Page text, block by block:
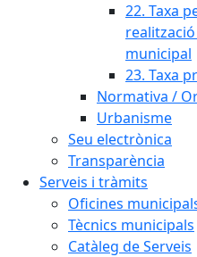
22. Taxa
municipal
23. Taxa
Normativa /
Urbanisme
Seu electrònica
Transparència
Serveis i tràmits
Oficines
Tècnics municipals
Catàleg de Serveis